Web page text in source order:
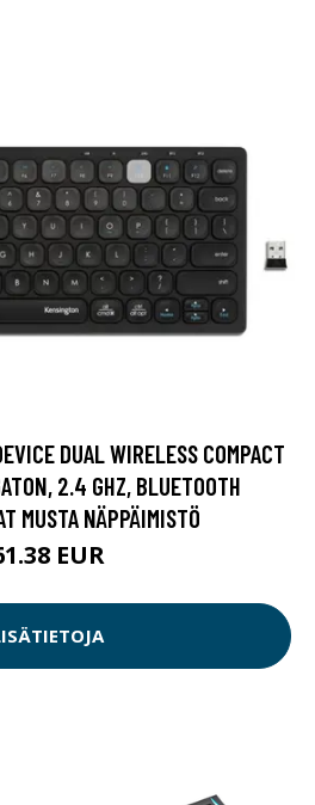
DUAL WIRELESS COMPACT
2.4 GHZ, BLUETOOTH
MUSTA NÄPPÄIMISTÖ
EUR